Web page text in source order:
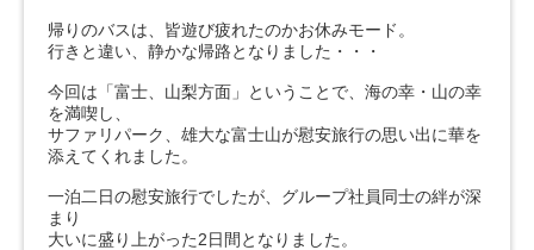
帰りのバスは、皆遊び疲れたのかお休みモード。
行きと違い、静かな帰路となりました・・・
今回は「富士、山梨方面」ということで、海の幸・山の幸
を満喫し、
サファリパーク、雄大な富士山が慰安旅行の思い出に華を
添えてくれました。
一泊二日の慰安旅行でしたが、グループ社員同士の絆が深
まり
大いに盛り上がった2日間となりました。